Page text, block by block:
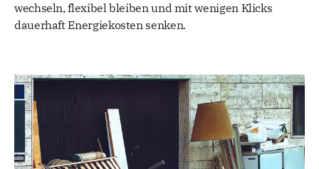
wechseln, flexibel bleiben und mit wenigen Klicks
dauerhaft Energiekosten senken.